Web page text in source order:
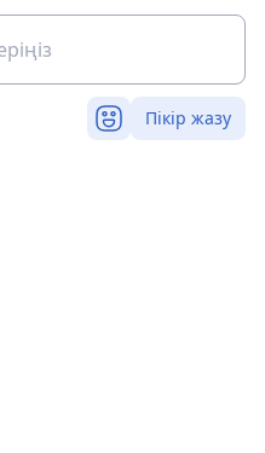
Пікір жазу